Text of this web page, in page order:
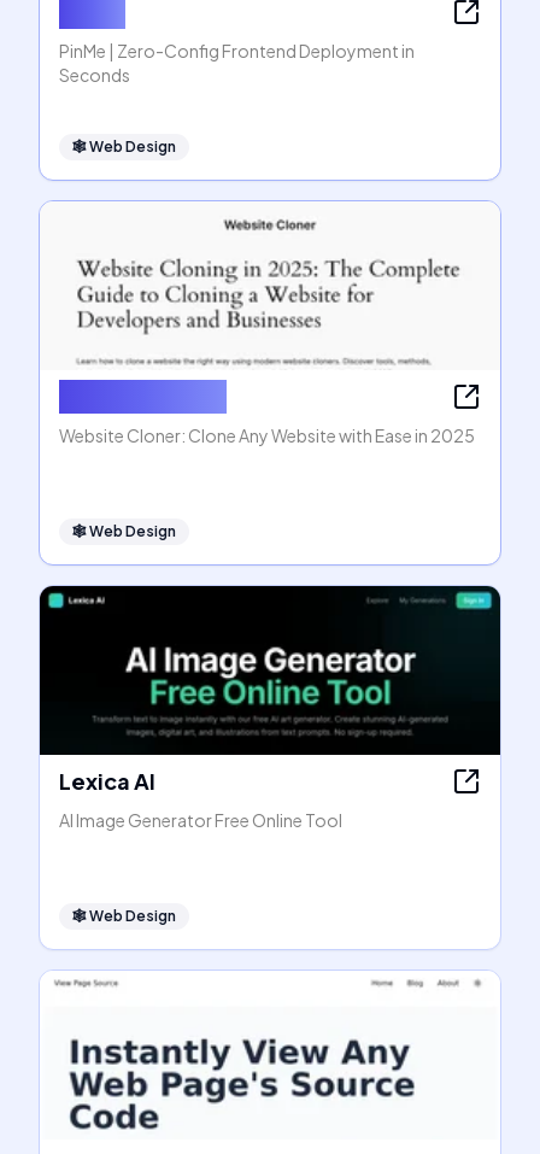
PinMe | Zero-Config Frontend Deployment in
Seconds
🕸Web Design
Website Cloner: Clone Any Website with Ease in 2025
🕸Web Design
Lexica AI
AI Image Generator Free Online Tool
🕸Web Design